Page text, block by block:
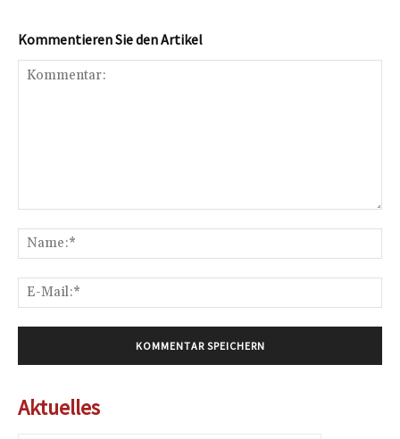
Kommentieren Sie den Artikel
Aktuelles